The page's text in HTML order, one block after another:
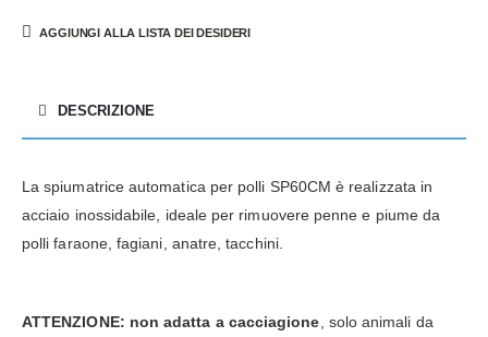
AGGIUNGI ALLA LISTA DEI DESIDERI
DESCRIZIONE
La spiumatrice automatica per polli SP60CM è realizzata in
acciaio inossidabile, ideale per rimuovere penne e piume da
polli faraone, fagiani, anatre, tacchini.
ATTENZIONE: non adatta a cacciagione, solo animali da